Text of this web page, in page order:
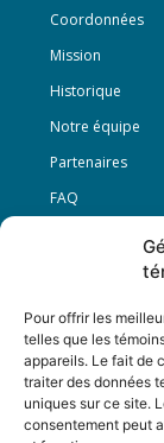
Pour offrir les
telles que les
appareils. Le fait de
traiter des données
uniques sur ce site.
consentement peut
Coordonnées
Mission
Historique
Notre équipe
Partenaires
FAQ
Conditions générales
Nous Suivre